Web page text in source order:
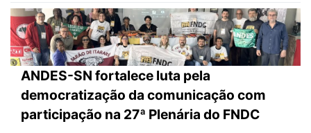
ANDES-SN fortalece luta pela
democratização da comunicação com
participação na 27ª Plenária do FNDC